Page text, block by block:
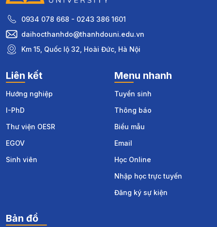
0934 078 668 - 0243 386 1601
daihocthanhdo@thanhdouni.edu.vn
Km 15, Quốc lộ 32, Hoài Đức, Hà Nội
Liên kết
Hướng nghiệp
I-PhD
Thư viện OESR
EGOV
Sinh viên
Menu nhanh
Tuyển sinh
Thông báo
Biểu mẫu
Email
Học Online
Nhập học trực tuyến
Đăng ký sự kiện
Bản đồ